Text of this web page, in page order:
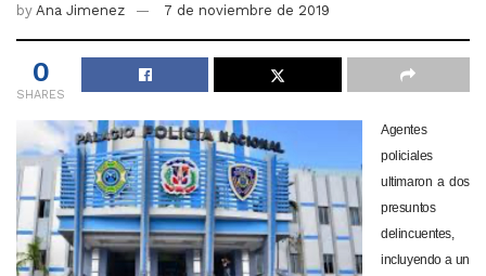
by Ana Jimenez 7 de noviembre de 2019
0
SHARES
Agentes
policiales
ultimaron a dos
presuntos
delincuentes,
incluyendo a un